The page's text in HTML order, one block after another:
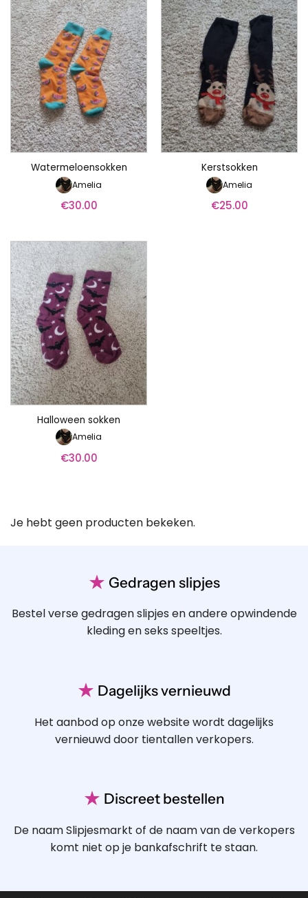
Watermeloensokken
Amelia
€30.00
Kerstsokken
Amelia
€25.00
Halloween sokken
Amelia
€30.00
Je hebt geen producten bekeken.
★ Gedragen slipjes
Bestel verse gedragen slipjes en andere opwindende
kleding en seks speeltjes.
★ Dagelijks vernieuwd
Het aanbod op onze website wordt dagelijks
vernieuwd door tientallen verkopers.
★ Discreet bestellen
De naam Slipjesmarkt of de naam van de verkopers
komt niet op je bankafschrift te staan.